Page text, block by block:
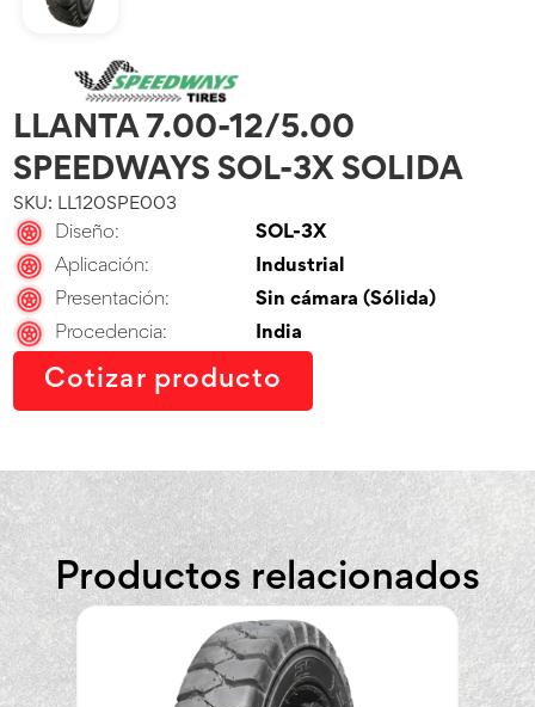
LLANTA 7.00-12/5.00
SPEEDWAYS SOL-3X SOLIDA
SKU: LL120SPE003
Diseño:
SOL-3X
Aplicación:
Industrial
Presentación:
Sin cámara (Sólida)
Procedencia:
India
Cotizar producto
Productos relacionados